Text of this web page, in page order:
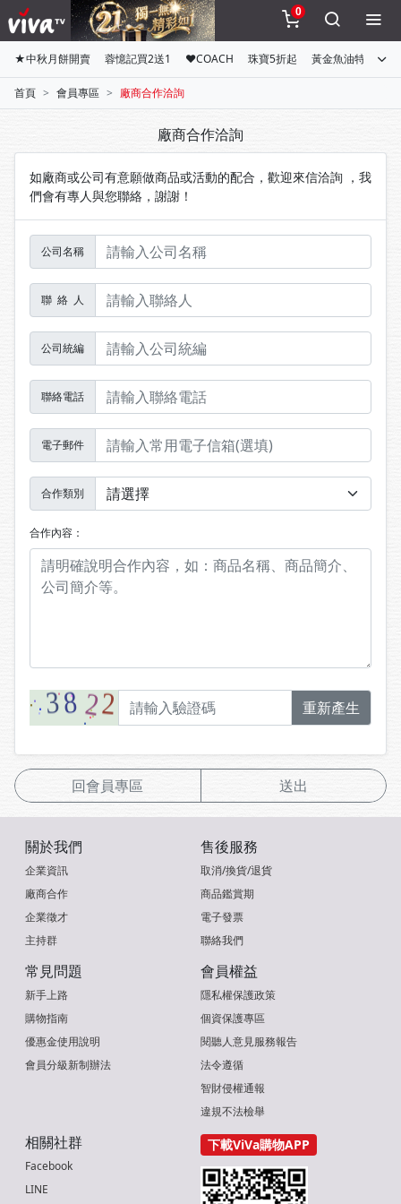
0
★中秋月餅開賣 蓉憶記買2送1 ♥COACH 珠寶5折起 黃金魚油特惠組
首頁 會員專區 廠商合作洽詢
廠商合作洽詢
如廠商或公司有意願做商品或活動的配合，歡迎來信洽詢 ，我
們會有專人與您聯絡，謝謝！
公司名稱
聯 絡 人
公司統編
聯絡電話
電子郵件
合作類別
合作內容：
重新產生
回會員專區 送出
關於我們
企業資訊
廠商合作
企業徵才
主持群
售後服務
取消/換貨/退貨
商品鑑賞期
電子發票
聯絡我們
常見問題
新手上路
購物指南
優惠金使用說明
會員分級新制辦法
會員權益
隱私權保護政策
個資保護專區
閱聽人意見服務報告
法令遵循
智財侵權通報
違規不法檢舉
相關社群
Facebook
LINE
下載ViVa購物APP